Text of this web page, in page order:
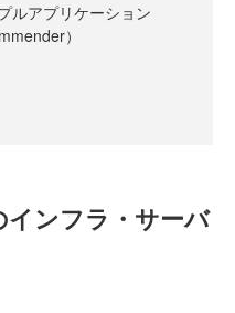
ルアプリケーション
）
ンフラ・サーバ